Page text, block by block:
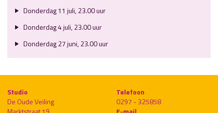
Donderdag 11 juli, 23.00 uur
Donderdag 4 juli, 23.00 uur
Donderdag 27 juni, 23.00 uur
Studio
De Oude Veiling
Telefoon
0297 - 325858